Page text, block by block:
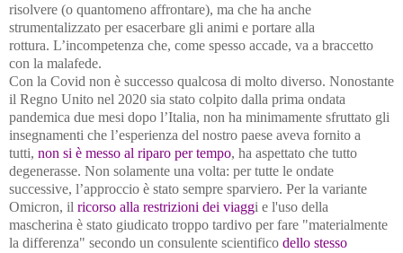
risolvere (o quantomeno affrontare), ma che ha anche
strumentalizzato per esacerbare gli animi e portare alla
rottura. L’incompetenza che, come spesso accade, va a braccetto
con la malafede.
Con la Covid non è successo qualcosa di molto diverso. Nonostante
il Regno Unito nel 2020 sia stato colpito dalla prima ondata
pandemica due mesi dopo l’Italia, non ha minimamente sfruttato gli
insegnamenti che l’esperienza del nostro paese aveva fornito a
tutti, non si è messo al riparo per tempo, ha aspettato che tutto
degenerasse. Non solamente una volta: per tutte le ondate
successive, l’approccio è stato sempre sparviero. Per la variante
Omicron, il ricorso alla restrizioni dei viaggi e l'uso della
mascherina è stato giudicato troppo tardivo per fare "materialmente
la differenza" secondo un consulente scientifico dello stesso